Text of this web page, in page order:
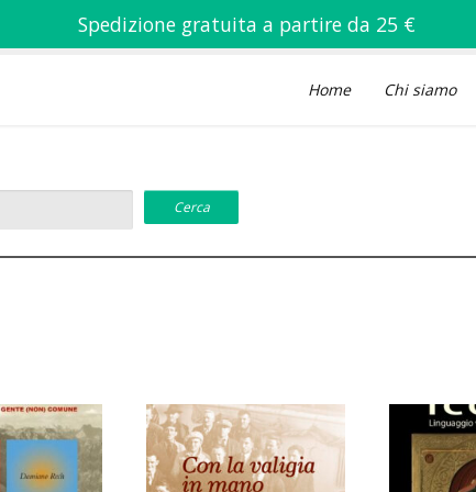
Spedizione gratuita a partire da 25 €
Home Chi siamo